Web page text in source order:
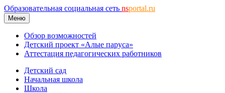
Образовательная социальная сеть nsportal.ru
Меню
Обзор возможностей
Детский проект «Алые паруса»
Аттестация педагогических работников
Детский сад
Начальная школа
Школа